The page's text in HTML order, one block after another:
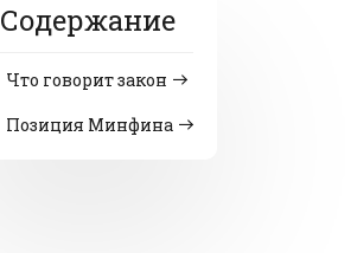
Содержание
Что говорит закон
Позиция Минфина